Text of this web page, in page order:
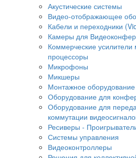
Акустические системы
Видео-отображающее
Кабели и переходники
Камеры для
Коммерческие
процессоры
Микрофоны
Микшеры
Монтажное
Оборудование для
Оборудование для
коммутации
Ресиверы -
Системы управления
Видеоконтроллеры